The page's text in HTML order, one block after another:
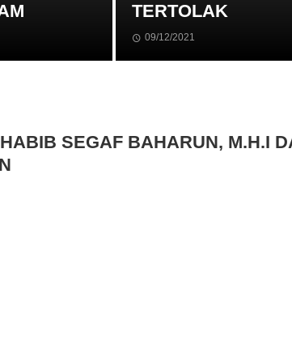
TERTOLAK
09/12/2021
SEGAF BAHARUN, M.H.I